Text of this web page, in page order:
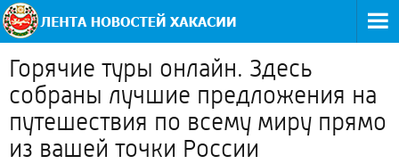
Горячие туры онлайн. Здесь
собраны лучшие предложения на
путешествия по всему миру прямо
из вашей точки России